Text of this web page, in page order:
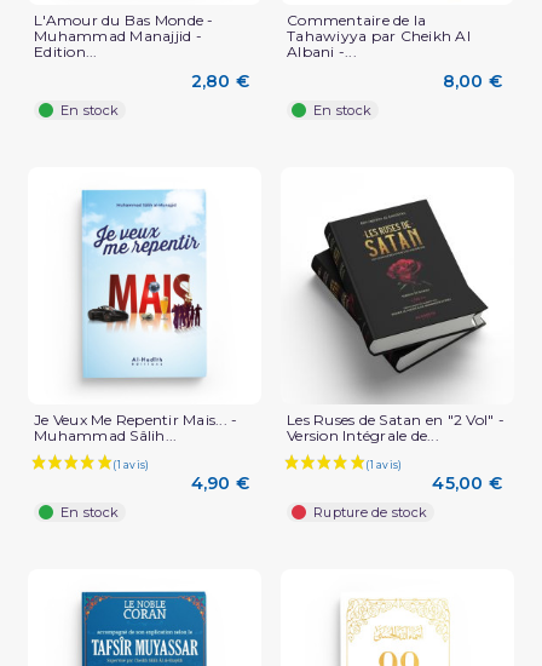
L'Amour du Bas Monde -
Muhammad Manajjid -
Edition...
2,80 €
En stock
Commentaire de la
Tahawiyya par Cheikh Al
Albani -...
8,00 €
En stock
Je Veux Me Repentir Mais... -
Muhammad Sâlih...
4,90 €
En stock
Les Ruses de Satan en "2 Vol" -
Version Intégrale de...
45,00 €
Rupture de stock